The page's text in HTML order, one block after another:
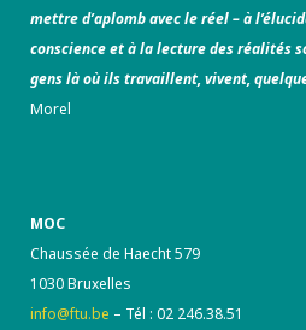
mettre d’aplomb avec le réel – à
conscience et à la lecture des réalités
gens là où ils travaillent, vivent,
Morel
MOC
Chaussée de Haecht 579
1030 Bruxelles
info@ftu.be – Tél : 02 246.38.51